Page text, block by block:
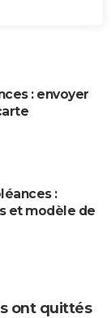
: envoyer
:
et modèle de
ont quittés